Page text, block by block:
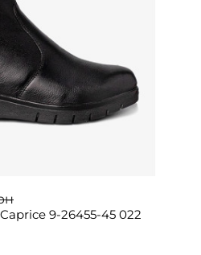
9-26455-45 022